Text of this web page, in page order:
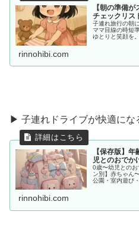
【朝の準備
チェックリス
子連れ旅行の朝
ママ目線の時短
ゆとりと笑顔を。
rinnohibi.com
▶︎ 子連れドライブが快適にな
【保存版】
児とのおでか
0歳〜幼児との
ン別】赤ちゃん
公園・室内遊び
rinnohibi.com